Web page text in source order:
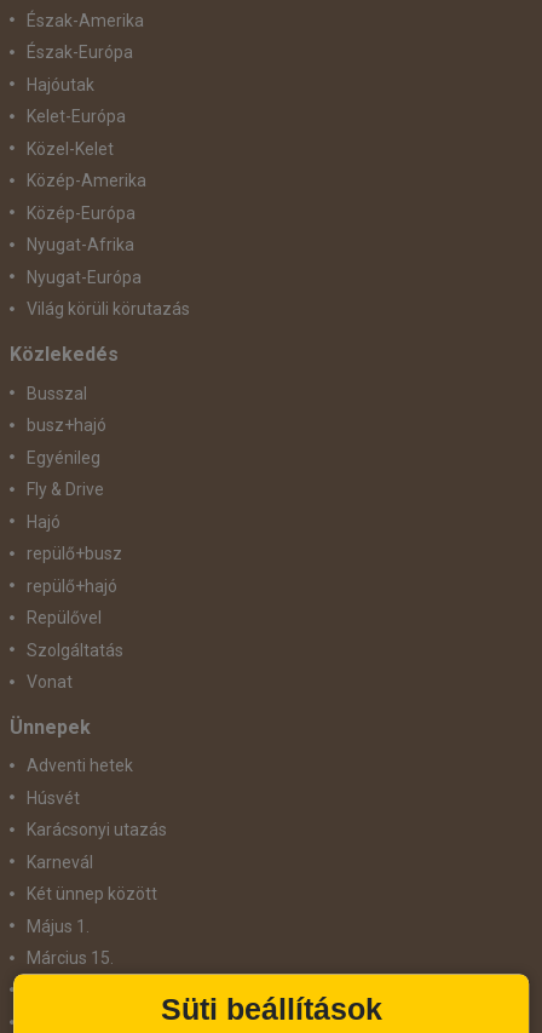
Észak-Amerika
Észak-Európa
Hajóutak
Kelet-Európa
Közel-Kelet
Közép-Amerika
Közép-Európa
Nyugat-Afrika
Nyugat-Európa
Világ körüli körutazás
Közlekedés
Busszal
busz+hajó
Egyénileg
Fly & Drive
Hajó
repülő+busz
repülő+hajó
Repülővel
Szolgáltatás
Vonat
Ünnepek
Adventi hetek
Húsvét
Karácsonyi utazás
Karnevál
Két ünnep között
Május 1.
Március 15.
Süti beállítások